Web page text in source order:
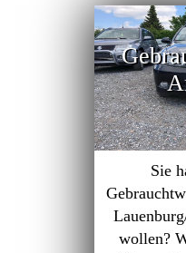
Sie
wollen?